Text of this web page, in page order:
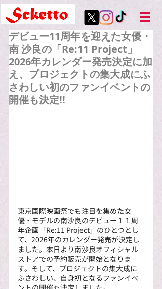
デビュー11周年を迎えた女優・
南 沙良の「Re:11 Project」
2026年カレンダー発売決定に加
え、プロジェクトの集大成にふ
さわしい初のファンイベントの
開催も決定!!
東京国際映画祭でも注目を集めた女
優・モデルの南沙良のデビュー１１周
年企画「Re:11 Project」のひとつとし
て、2026年のカレンダー発売が決定し
ました。本日より南沙良オフィシャル
ストアでの予約販売が開始となりま
す。そして、プロジェクトの集大成に
ふさわしい、自身初となるファンイベ